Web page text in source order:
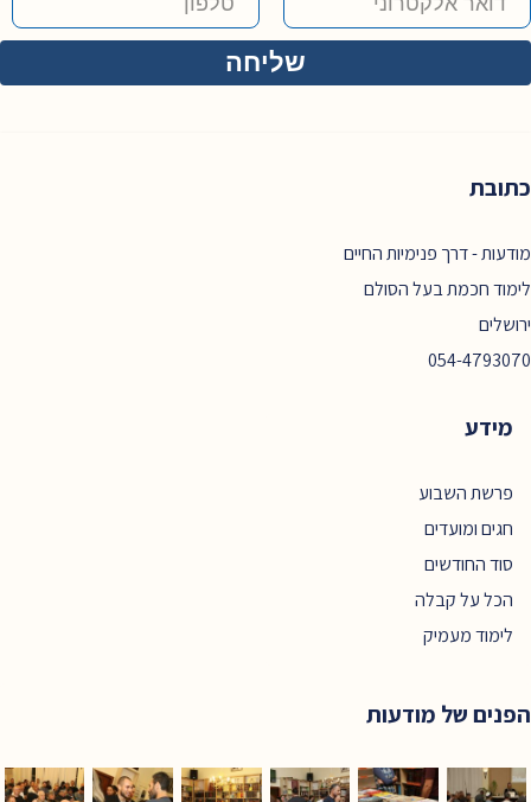
כתובת
מודעות - דרך פנימיות החיים
לימוד חכמת בעל הסולם
ירושלים
054-4793070
מידע
פרשת השבוע
חגים ומועדים
סוד החודשים
הכל על קבלה
לימוד מעמיק
הפנים של מודעות